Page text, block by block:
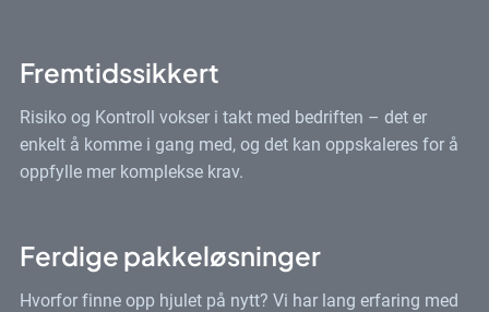
Fremtidssikkert
Risiko og Kontroll vokser i takt med bedriften – det er
enkelt å komme i gang med, og det kan oppskaleres for å
oppfylle mer komplekse krav.
Ferdige pakkeløsninger
Hvorfor finne opp hjulet på nytt? Vi har lang erfaring med